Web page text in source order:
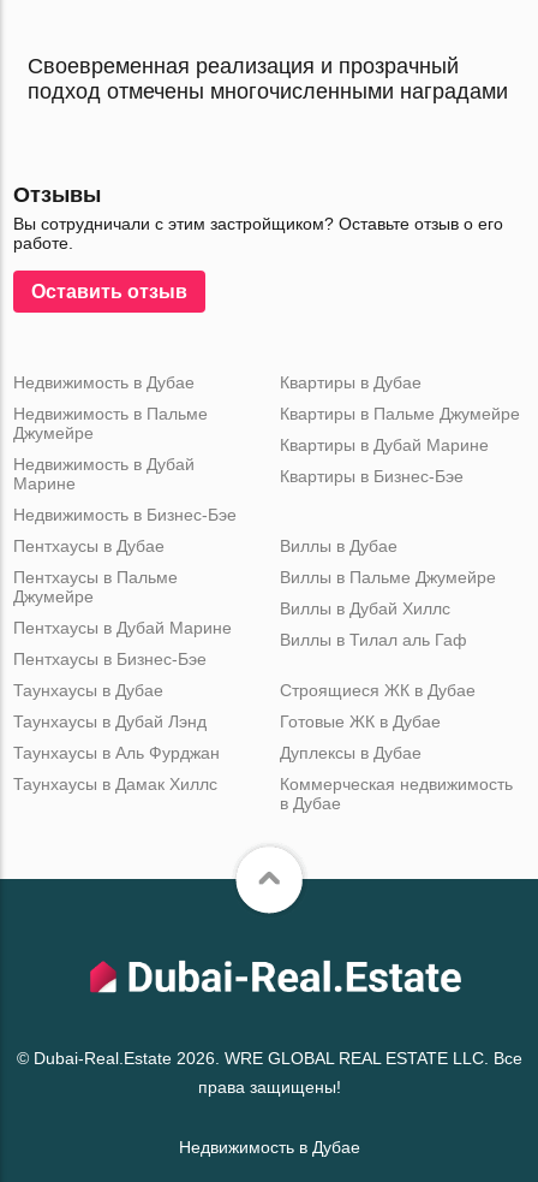
Своевременная реализация и прозрачный
подход отмечены многочисленными наградами
Отзывы
Вы сотрудничали с этим застройщиком? Оставьте отзыв о его
работе.
Оставить отзыв
Недвижимость в Дубае
Недвижимость в Пальме
Джумейре
Недвижимость в Дубай
Марине
Недвижимость в Бизнес-Бэе
Квартиры в Дубае
Квартиры в Пальме Джумейре
Квартиры в Дубай Марине
Квартиры в Бизнес-Бэе
Пентхаусы в Дубае
Пентхаусы в Пальме
Джумейре
Пентхаусы в Дубай Марине
Пентхаусы в Бизнес-Бэе
Виллы в Дубае
Виллы в Пальме Джумейре
Виллы в Дубай Хиллс
Виллы в Тилал аль Гаф
Таунхаусы в Дубае
Таунхаусы в Дубай Лэнд
Таунхаусы в Аль Фурджан
Таунхаусы в Дамак Хиллс
Строящиеся ЖК в Дубае
Готовые ЖК в Дубае
Дуплексы в Дубае
Коммерческая недвижимость
в Дубае
© Dubai-Real.Estate 2026. WRE GLOBAL REAL ESTATE LLC. Все
права защищены!
Недвижимость в Дубае